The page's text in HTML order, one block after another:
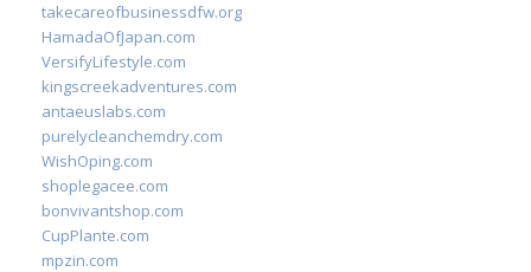
takecareofbusinessdfw.org
HamadaOfJapan.com
VersifyLifestyle.com
kingscreekadventures.com
antaeuslabs.com
purelycleanchemdry.com
WishOping.com
shoplegacee.com
bonvivantshop.com
CupPlante.com
mpzin.com